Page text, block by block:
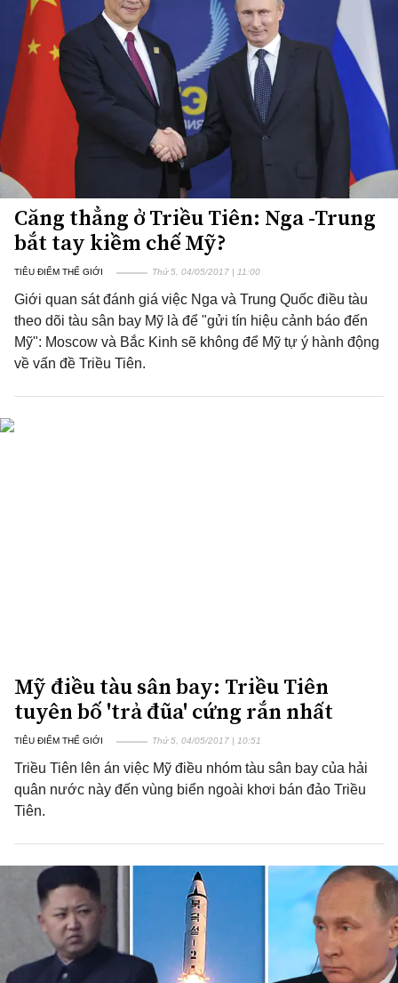
Căng thẳng ở Triều Tiên: Nga -Trung
bắt tay kiềm chế Mỹ?
TIÊU ĐIỂM THẾ GIỚI Thứ 5, 04/05/2017 | 11:00
Giới quan sát đánh giá việc Nga và Trung Quốc điều tàu
theo dõi tàu sân bay Mỹ là để "gửi tín hiệu cảnh báo đến
Mỹ": Moscow và Bắc Kinh sẽ không để Mỹ tự ý hành động
về vấn đề Triều Tiên.
Mỹ điều tàu sân bay: Triều Tiên
tuyên bố 'trả đũa' cứng rắn nhất
TIÊU ĐIỂM THẾ GIỚI Thứ 5, 04/05/2017 | 10:51
Triều Tiên lên án việc Mỹ điều nhóm tàu sân bay của hải
quân nước này đến vùng biển ngoài khơi bán đảo Triều
Tiên.